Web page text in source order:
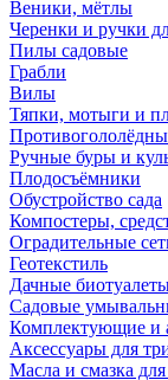
Веники, мётлы
Черенки и ручки
Пилы садовые
Грабли
Вилы
Тяпки, мотыги и
Ручные буры и
Плодосъёмники
Обустройство сада
Компостеры,
Оградительные
Геотекстиль
Дачные
Садовые
Комплектующие и
Аксессуары для
Масла и смазка